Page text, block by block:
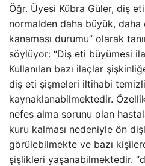
Öğr. Üyesi Kübra Güler, diş
normalden daha büyük, daha
kanaması durumu” olarak
söylüyor: “Diş eti büyümesi
Kullanılan bazı ilaçlar
diş eti şişmeleri iltihabi
kaynaklanabilmektedir.
nefes alma sorunu olan
kuru kalması nedeniyle ön
görülebilmekte ve bazı
şişlikleri yaşanabilmektedir.